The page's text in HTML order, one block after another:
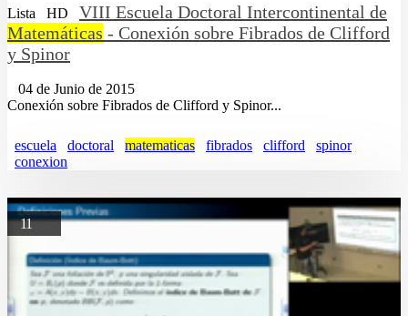
Lista HD
VIII Escuela Doctoral Intercontinental de
Matemáticas - Conexión sobre Fibrados de Clifford
y Spinor
04 de Junio de 2015
Conexión sobre Fibrados de Clifford y Spinor...
escuela doctoral matematicas fibrados clifford
spinor
conexion
11